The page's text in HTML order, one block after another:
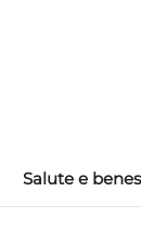
Salute e